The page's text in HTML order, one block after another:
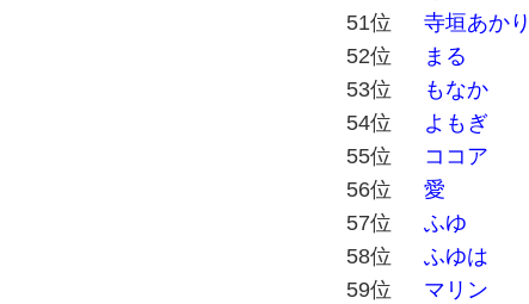
51位
寺垣あかり
52位
まる
53位
もなか
54位
よもぎ
55位
ココア
56位
愛
57位
ふゆ
58位
ふゆは
59位
マリン